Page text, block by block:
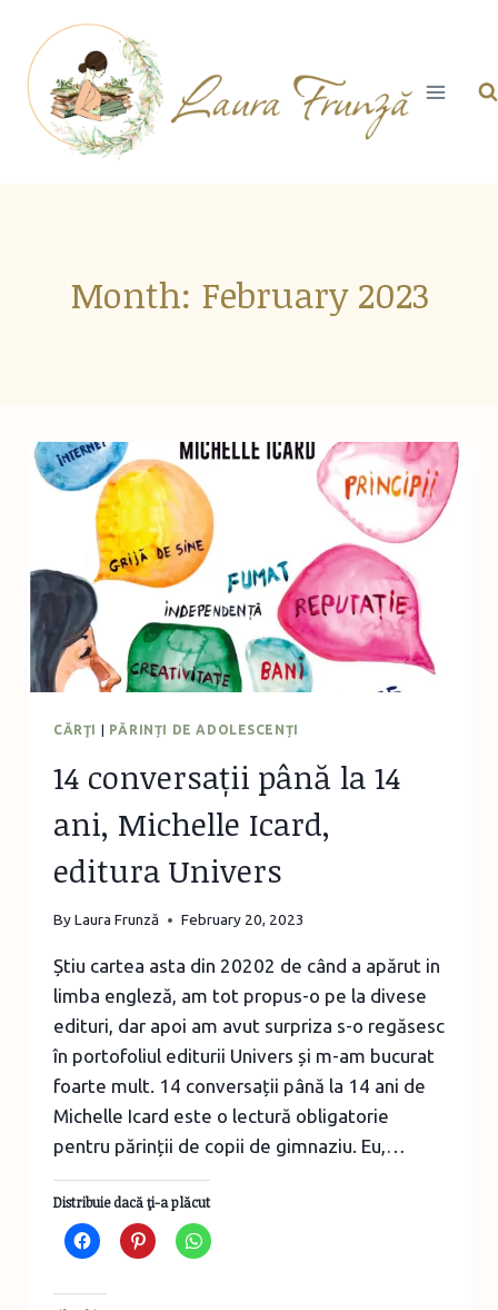
content
Month: February 2023
CĂRŢI | PĂRINȚI DE ADOLESCENȚI
14 conversații până la 14
ani, Michelle Icard,
editura Univers
ByLaura Frunză February 20, 2023
Știu cartea asta din 20202 de când a apărut in
limba engleză, am tot propus-o pe la divese
edituri, dar apoi am avut surpriza s-o regăsesc
în portofoliul editurii Univers și m-am bucurat
foarte mult. 14 conversații până la 14 ani de
Michelle Icard este o lectură obligatorie
pentru părinții de copii de gimnaziu. Eu,…
Distribuie dacă ţi-a plăcut